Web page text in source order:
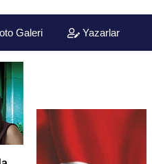
Galeri Yazarlar